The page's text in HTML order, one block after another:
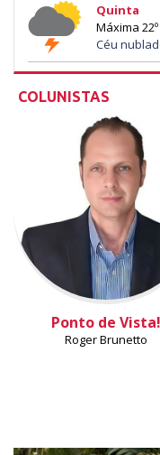
Quinta
Máxima
Céu
COLUNISTAS
Ponto de Vista!
Roger Brunetto